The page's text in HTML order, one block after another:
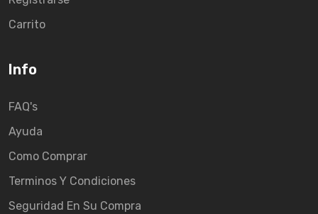
Carrito
Info
FAQ's
Ayuda
Como Comprar
Terminos Y Condiciones
Seguridad En Su Compra